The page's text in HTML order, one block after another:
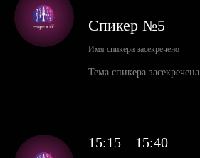
Спикер №5
Имя спикера засекречено
Тема спикера засекречена
15:15 – 15:40